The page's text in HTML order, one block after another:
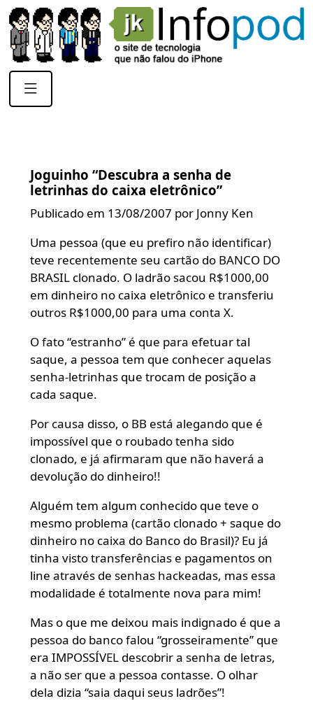
Joguinho “Descubra a senha de
letrinhas do caixa eletrônico”
Publicado em 13/08/2007 por Jonny Ken
Uma pessoa (que eu prefiro não identificar)
teve recentemente seu cartão do BANCO DO
BRASIL clonado. O ladrão sacou R$1000,00
em dinheiro no caixa eletrônico e transferiu
outros R$1000,00 para uma conta X.
O fato “estranho” é que para efetuar tal
saque, a pessoa tem que conhecer aquelas
senha-letrinhas que trocam de posição a
cada saque.
Por causa disso, o BB está alegando que é
impossível que o roubado tenha sido
clonado, e já afirmaram que não haverá a
devolução do dinheiro!!
Alguém tem algum conhecido que teve o
mesmo problema (cartão clonado + saque do
dinheiro no caixa do Banco do Brasil)? Eu já
tinha visto transferências e pagamentos on
line através de senhas hackeadas, mas essa
modalidade é totalmente nova para mim!
Mas o que me deixou mais indignado é que a
pessoa do banco falou “grosseiramente” que
era IMPOSSÍVEL descobrir a senha de letras,
a não ser que a pessoa contasse. O olhar
dela dizia “saia daqui seus ladrões”!